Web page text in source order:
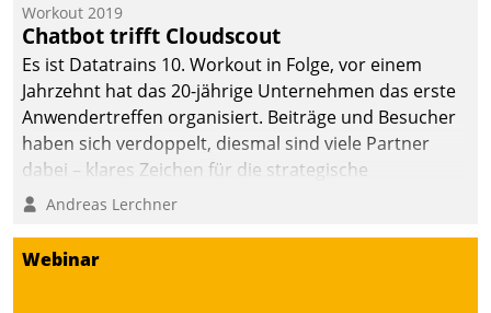
Quartier. Dazwischen
zeigte Datatrain, was es
Neues zu bieten hat.
Workout 2019
Chatbot trifft Cloudscout
Es ist Datatrains 10. Workout in Folge, vor einem
Jahrzehnt hat das 20-jährige Unternehmen das erste
Anwendertreffen organisiert. Beiträge und Besucher
haben sich verdoppelt, diesmal sind viele Partner
dabei – klares Zeichen für die strategische
Fokussierung auf den Kunden.
Andreas Lerchner
Webinar